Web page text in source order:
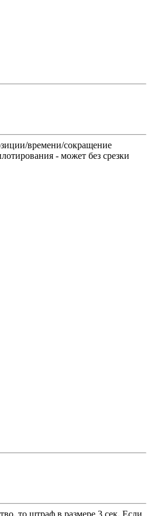
времени/сокращение
- может без срезки
то штраф в размере 3 сек. Если